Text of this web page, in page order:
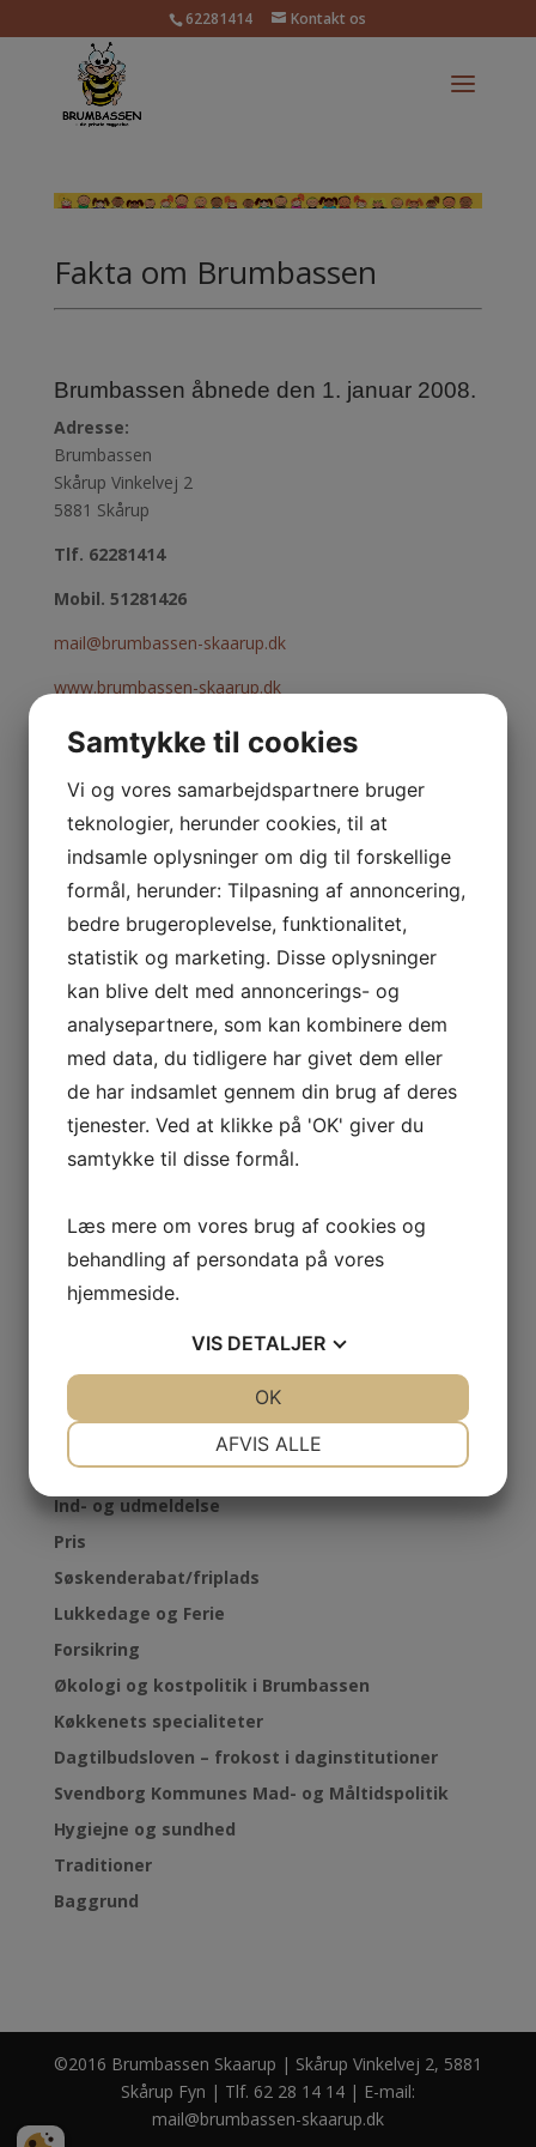
62281414 Kontakt os
Fakta om Brumbassen
Brumbassen åbnede den 1. januar 2008.
Adresse:
Brumbassen
Skårup Vinkelvej 2
5881 Skårup
Tlf. 62281414
Mobil. 51281426
mail@brumbassen-skaarup.dk
www.brumbassen-skaarup.dk
Åbningstider:
Mandag 6.30 – 16.45
Tirsdag 6.30 – 16.45
Onsdag 6.30 – 16.45
Torsdag 6.30 – 16.45
Fredag 6.30 – 16.00
Dørene er lukket i tidsrummet 08.30 til 09.15, da vi har
morgensamling og det er meget forstyrende for både
børn og voksne, at der kommer nye til. Vi beder derfor
om, at dette overholdes. På forhånd tak 🙂
Åben 51 timer om ugen.
Belægning:
Brumbassen har plads til 18 børn i alderen 24
Vuggestue menu
Fakta om Brumbassen
Ind- og udmeldelse
Pris
Søskenderabat/friplads
Lukkedage og Ferie
Forsikring
Økologi og kostpolitik i Brumbassen
Køkkenets specialiteter
Dagtilbudsloven – frokost i daginstitutioner
Svendborg Kommunes Mad- og Måltidspolitik
Hygiejne og sundhed
Traditioner
Baggrund
©2016 Brumbassen Skaarup | Skårup Vinkelvej 2, 5881
Skårup Fyn | Tlf. 62 28 14 14 | E-mail:
mail@brumbassen-skaarup.dk
Samtykke til cookies
Vi og vores samarbejdspartnere bruger
teknologier, herunder cookies, til at
indsamle oplysninger om dig til forskellige
formål, herunder: Tilpasning af annoncering,
bedre brugeroplevelse, funktionalitet,
statistik og marketing. Disse oplysninger
kan blive delt med annoncerings- og
analysepartnere, som kan kombinere dem
med data, du tidligere har givet dem eller
de har indsamlet gennem din brug af deres
tjenester. Ved at klikke på 'OK' giver du
samtykke til disse formål.
Læs mere om vores brug af cookies og
behandling af persondata på vores
hjemmeside.
VIS DETALJER
MARKETING
AFVIS ALLE
OK